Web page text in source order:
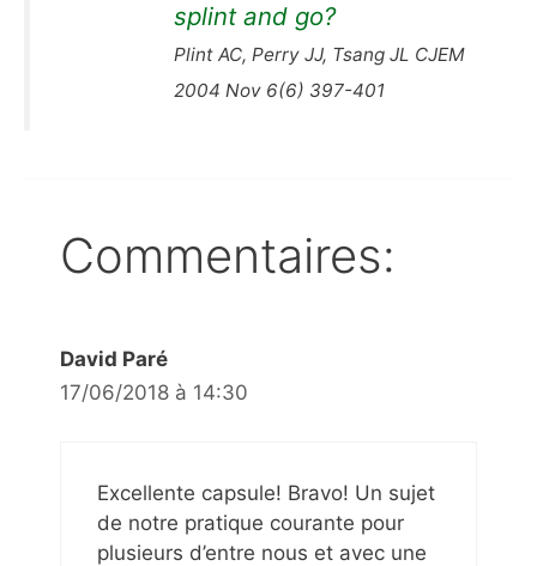
splint and go?
Plint AC, Perry JJ, Tsang JL CJEM
2004 Nov 6(6) 397-401
Commentaires:
David Paré
17/06/2018 à 14:30
Excellente capsule! Bravo! Un sujet
de notre pratique courante pour
plusieurs d’entre nous et avec une